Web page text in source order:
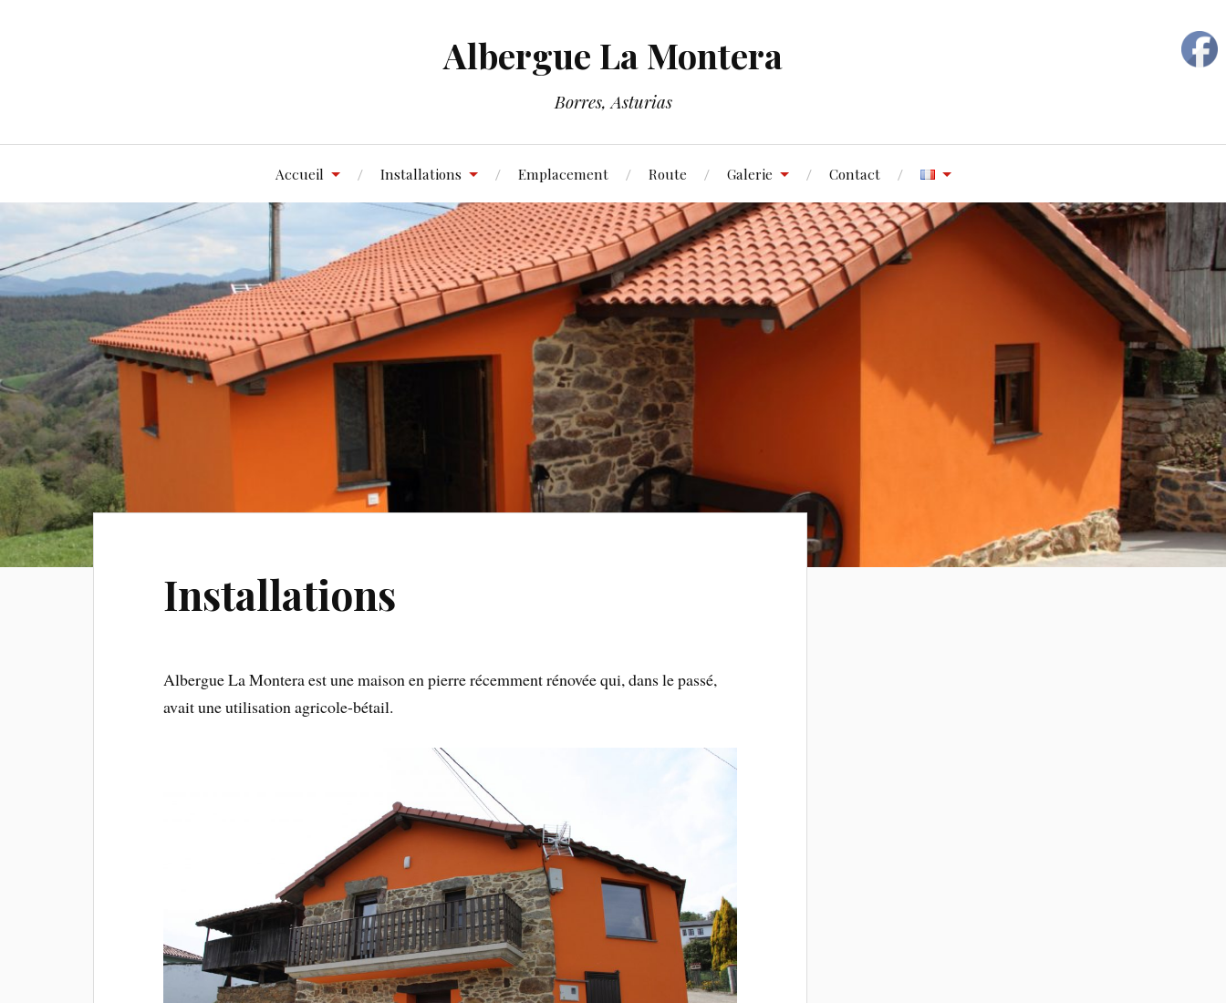
Albergue La Montera
Borres, Asturias
Accueil Installations Emplacement Route Galerie Contact
Installations
Albergue La Montera est une maison en pierre récemment rénovée qui, dans le passé,
avait une utilisation agricole-bétail.